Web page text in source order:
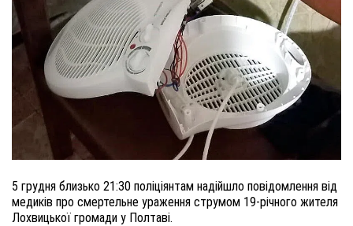
5 грудня близько 21:30 поліціянтам надійшло повідомлення від
медиків про смертельне ураження струмом 19-річного жителя
Лохвицької громади у Полтаві.